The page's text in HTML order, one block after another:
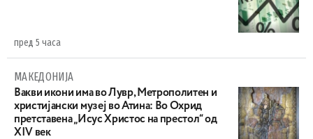
пред 5 часа
МАКЕДОНИЈА
Вакви икони има во Лувр, Метрополитен и
христијански музеј во Атина: Во Охрид
претставена „Исус Христос на престол“ од
XIV век